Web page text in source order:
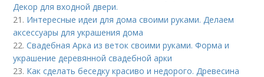
Декор для входной двери.
21. Интересные идеи для дома своими руками. Делаем
аксессуары для украшения дома
22.Свадебная Арка из веток своими руками. Форма и
украшение деревянной свадебной арки
23. Как сделать беседку красиво и недорого. Древесина